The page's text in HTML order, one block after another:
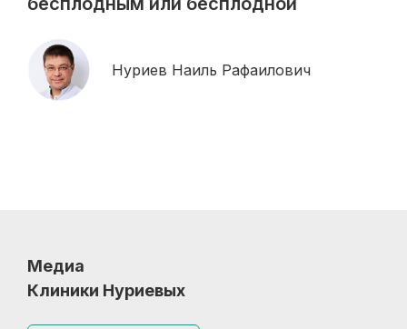
Нуриев Наиль Рафаилович
Медиа
Клиники Нуриевых